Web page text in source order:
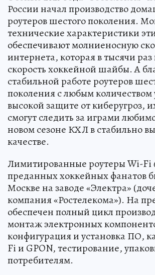
России начал производство
роутеров шестого поколения.
технические характеристики
обеспечивают молниеносную
интернета, которая в тысячи
скорость хоккейной шайбы. А
стабильной работе роутеров
поколения с любым количеством
высокой защите от киберугроз,
смогут следить за играми
новом сезоне КХЛ в стабильно
качестве.
Лимитированные роутеры Wi-Fi
преданных хоккейных фанатов
Москве на заводе «Электра»
компания «Ростелекома»). На
обеспечен полный цикл
монтаж электронных
конфигурация и установка ПО,
Fi и GPON, тестирование,
потребителям.